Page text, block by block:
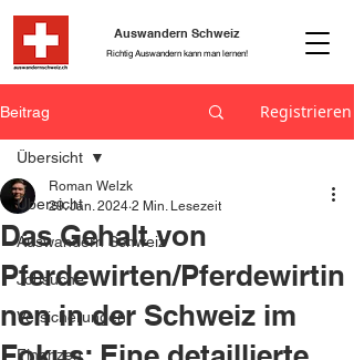
Richtig Auswandern kann man lernen!
Auswandern Schweiz
Beitrag Registrieren
Übersicht
Auswandern Schweiz
Jobsuche
Versicherungen
Finanzen
Übersicht
Das Gehalt von
Pferdewirten/Pferdewirtin
nen in der Schweiz im
Roman Welzk
29. Jan. 2024 2 Min. Lesezeit